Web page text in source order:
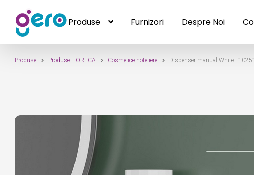
Sari
la
Sari
la
Produse Furnizori Despre Noi
Produse Furnizori Despre Noi Contact
Produse Produse HORECA Cosmetice hoteliere Dispenser manual White -